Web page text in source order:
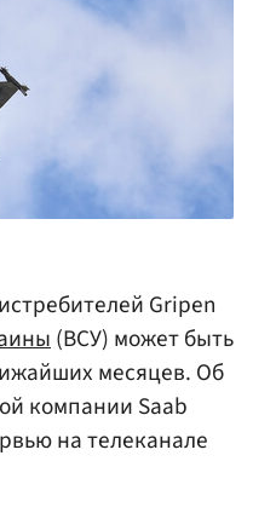
Gripen
(ВСУ) может быть
месяцев. Об
компании Saab
на телеканале